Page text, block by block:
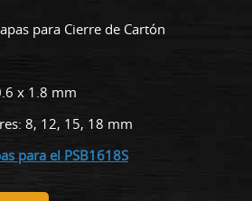
para Cierre de Cartón
x 1.8 mm
8, 12, 15, 18 mm
para el PSB1618S